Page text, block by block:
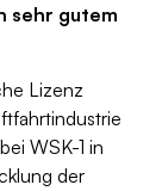
sehr gutem
Lizenz
WSK-1 in
der